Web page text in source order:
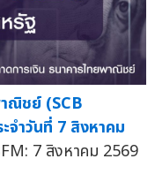
ณิชย์ (SCB
จำวันที่ 7 สิงหาคม
7 สิงหาคม 2569